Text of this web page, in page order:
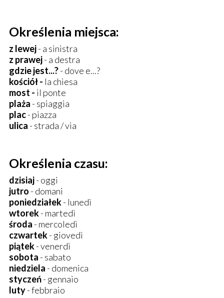
Określenia miejsca:
z lewej- a sinistra
z prawej- a destra
gdzie jest...?- dove e...?
kościół - la chiesa
most - il ponte
plaża - spiaggia
plac- piazza
ulica - strada / via
Określenia czasu:
dzisiaj- oggi
jutro - domani
poniedziałek- lunedì
wtorek- martedì
środa - mercoledì
czwartek- giovedì
piątek- venerdì
sobota - sabato
niedziela - domenica
styczeń- gennaio
luty- febbraio